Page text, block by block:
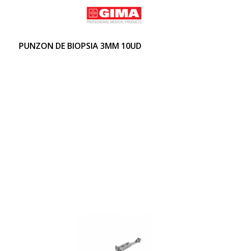
PUNZON DE BIOPSIA 3MM 10UD